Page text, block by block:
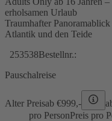
erholsamen Urlaub
Traumhafter
Atlantik und den Teide
253538Bestellnr.:
Pauschalreise
Alter Preisab €999,-
pro PersonPreis pro